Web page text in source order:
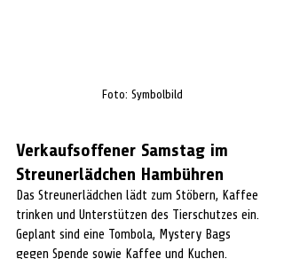
Foto: Symbolbild
Verkaufsoffener Samstag im
Streunerlädchen Hambühren
Das Streunerlädchen lädt zum Stöbern, Kaffee
trinken und Unterstützen des Tierschutzes ein.
Geplant sind eine Tombola, Mystery Bags
gegen Spende sowie Kaffee und Kuchen.